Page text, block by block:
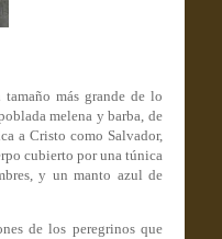
más grande de lo
melena y barba, de
a Cristo como Salvador,
cubierto por una túnica
y un manto azul de
de los peregrinos que